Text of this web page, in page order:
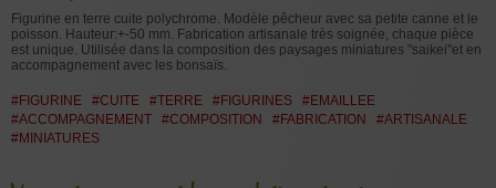
Figurine en terre cuite polychrome. Modèle pêcheur avec sa petite canne et le
poisson. Hauteur:+-50 mm. Fabrication artisanale très soignée, chaque pièce
est unique. Utilisée dans la composition des paysages miniatures "saikei"et en
accompagnement avec les bonsaïs.
#FIGURINE #CUITE #TERRE #FIGURINES
#EMAILLEE
#ACCOMPAGNEMENT
#COMPOSITION #FABRICATION
#ARTISANALE
#MINIATURES